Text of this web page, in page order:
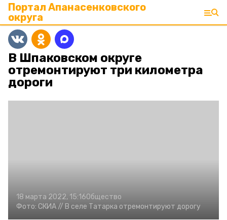
Портал Апанасенковского
округа
В Шпаковском округе
отремонтируют три километра
дороги
18 марта 2022, 15:16Общество
Фото: СКИА // В селе Татарка отремонтируют дорогу